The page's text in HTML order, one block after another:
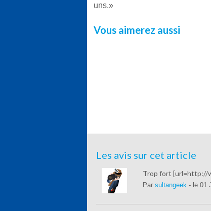
uns.»
Vous aimerez aussi
Les avis sur cet article
Trop fort [url=http://
Parsultangeek- le 01